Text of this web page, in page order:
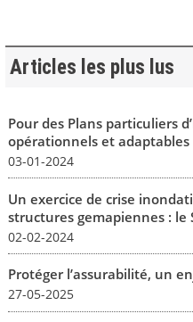
Articles les plus lus
Pour des Plans particuliers
opérationnels et adaptables
03-01-2024
Un exercice de crise
structures gemapiennes : le
02-02-2024
Protéger l’assurabilité, un
27-05-2025